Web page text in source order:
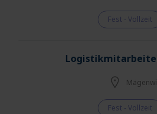
Fest - Vollzeit
Fest - Vollzeit